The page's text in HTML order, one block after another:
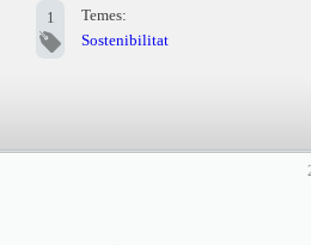
1
Temes:
Sostenibilitat